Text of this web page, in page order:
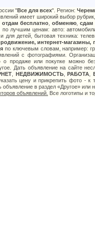
"Все для всех". Регион:
имеет широкий выбор
отдам бесплатно обменяю сдам
по лучшим ценам: авто:
для детей, бытовая техника:
интернет-
по ключевым словам, например:
с фотографиями.
о продаже или покупке можно
Дать объявление на сайте
НЕДВИЖИМОСТЬ,РАБОТА
цену и прикрепить фото -
объявление в раздел «Другое»
объявлений. Все логотипы и